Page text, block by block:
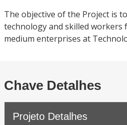
The objective of the Project is
technology and skilled workers
medium enterprises at
Chave Detalhes
Projeto Detalhes